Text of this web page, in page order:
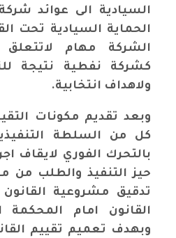
السيادية الى عوائد
الحماية السيادية تحت
الشركة مهام
كشركة نفطية نتيجة
ولاهداف انتخابية.
وبعد تقديم مكونات
كل من السلطة
بالتحرك الفوري لايقاف
حيز التنفيذ والطلب
تدقيق مشروعية
القانون امام المحكمة
وبهدف تعميم تقييم